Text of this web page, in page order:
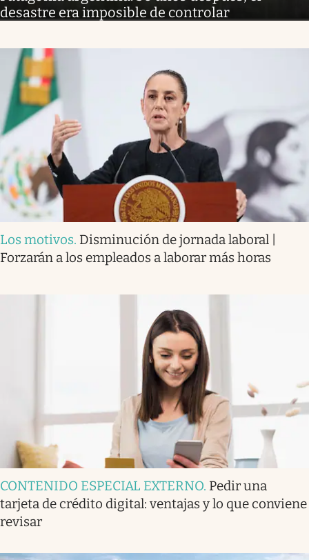
desastre era imposible de controlar
Los motivos. Disminución de jornada laboral |
Forzarán a los empleados a laborar más horas
CONTENIDO ESPECIAL EXTERNO. Pedir una
tarjeta de crédito digital: ventajas y lo que conviene
revisar